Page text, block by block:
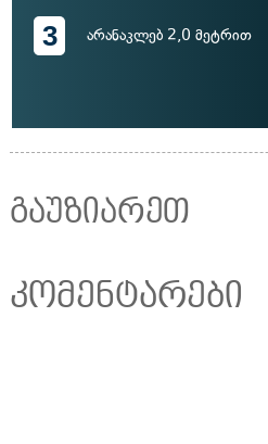
3 არანაკლებ 2,0 მეტრით
გაუზიარეთ
კომენტარები